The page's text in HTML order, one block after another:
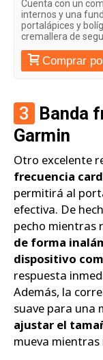
Cuenta con un
internos y una
portalápices y
cremallera de
Comprar
3 Banda
Garmin
Otro excelente
frecuencia
permitirá al
efectiva. De
pecho mientras
de forma
dispositivo
respuesta
Además, la
suave para una
ajustar el
mueva